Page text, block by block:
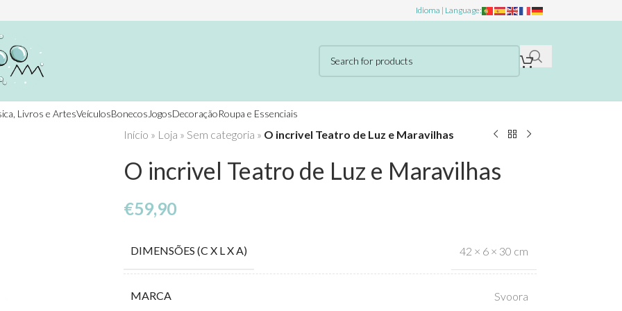
Idioma | Language:
Livros e ArtesVeículosBonecos JogosDecoraçãoRoupa e Essenciais
Início » Loja » Sem categoria » O incrivel Teatro de Luz e Maravilhas
O incrivel Teatro de Luz e Maravilhas
€59,90
DIMENSÕES (C X L X A) 42 × 6 × 30 cm
MARCA Svoora